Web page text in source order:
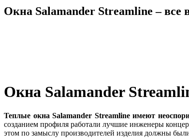
Окна Salamander Streamline – все
Окна Salamander
Теплые окна Salamander Streamline имеют
созданием профиля работали лучшие инженеры
этом по замыслу производителей изделия должны